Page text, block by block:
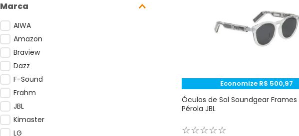
Marca
AIWA
Amazon
Braview
Dazz
F-Sound
Frahm
JBL
Kimaster
LG
Economize R$ 500,97
Óculos de Sol Soundgear Frames
Pérola JBL
☆☆☆☆☆